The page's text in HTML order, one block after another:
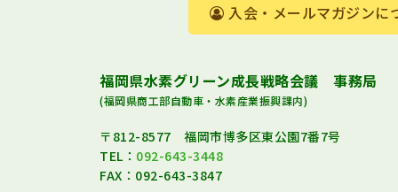
入会・メールマガジンに
福岡県水素グリーン成長戦略会議 事務局
(福岡県商工部自動車・水素産業振興課内)
〒812-8577 福岡市博多区東公園7番7号
TEL： 092-643-3448
FAX：092-643-3847